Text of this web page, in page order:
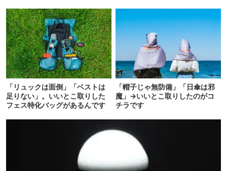
「リュックは面倒」「ベストは
足りない」。いいとこ取りした
フェス特化バッグがあるんです
「帽子じゃ無防備」「日傘は邪
魔」→いいとこ取りしたのがコ
チラです